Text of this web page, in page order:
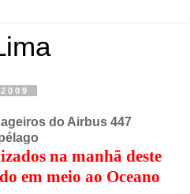
do Airbus 447
na manhã deste
em meio ao Oceano